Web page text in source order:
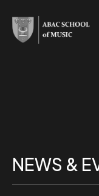
NEWS &